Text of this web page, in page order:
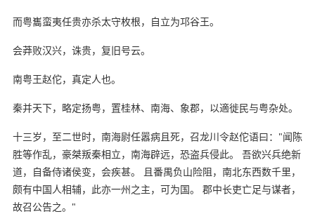
而粤巂蛮夷任贵亦杀太守枚根，自立为邛谷王。
会莽败汉兴，诛贵，复旧号云。
南粤王赵佗，真定人也。
秦并天下，略定扬粤，置桂林、南海、象郡，以適徙民与粤杂处。
十三岁，至二世时，南海尉任嚣病且死，召龙川令赵佗语曰："闻陈
胜等作乱，豪桀叛秦相立，南海辟远，恐盗兵侵此。 吾欲兴兵绝新
道，自备侍诸侯变，会疾甚。 且番禺负山险阻，南北东西数千里，
颇有中国人相辅，此亦一州之主，可为国。 郡中长吏亡足与谋者，
故召公告之。"